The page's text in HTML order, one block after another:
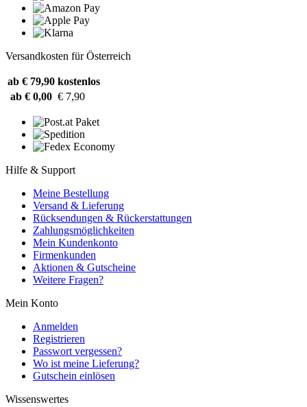
Versandkosten für Österreich
ab € 79,90 kostenlos
ab € 0,00 € 7,90
Hilfe & Support
Meine Bestellung
Versand & Lieferung
Rücksendungen & Rückerstattungen
Zahlungsmöglichkeiten
Mein Kundenkonto
Firmenkunden
Aktionen & Gutscheine
Weitere Fragen?
Mein Konto
Anmelden
Registrieren
Passwort vergessen?
Wo ist meine Lieferung?
Gutschein einlösen
Wissenswertes